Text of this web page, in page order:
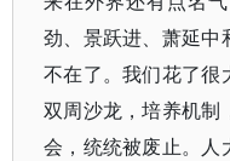
劲、景跃进、萧延中
不在了。我们花了很
双周沙龙，培养机制
会，统统被废止。人